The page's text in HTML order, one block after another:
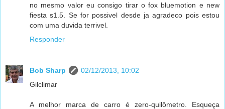
no mesmo valor eu consigo tirar o fox bluemotion e new
fiesta s1.5. Se for possivel desde ja agradeco pois estou
com uma duvida terrivel.
Responder
Bob Sharp
02/12/2013, 10:02
Gilclimar
A melhor marca de carro é zero-quilômetro. Esqueça